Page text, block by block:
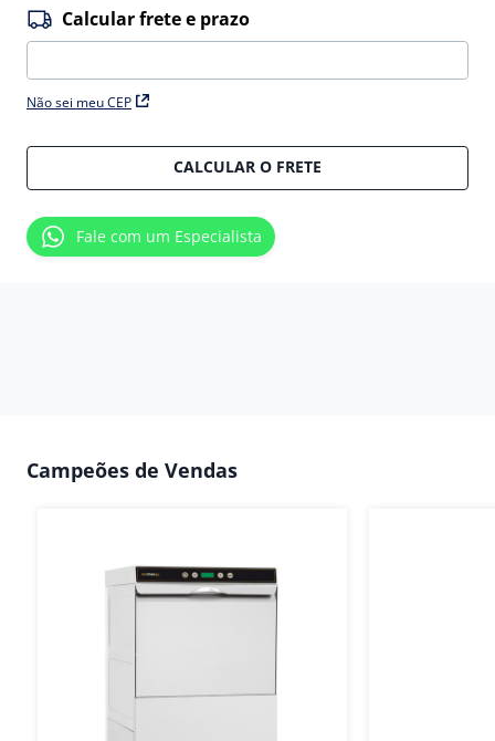
Não sei meu CEP
CALCULAR O FRETE
Fale com um Especialista
Campeões de Vendas